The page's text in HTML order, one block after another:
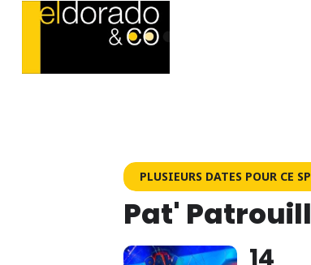
PLUSIEURS DATES POUR CE
Pat'